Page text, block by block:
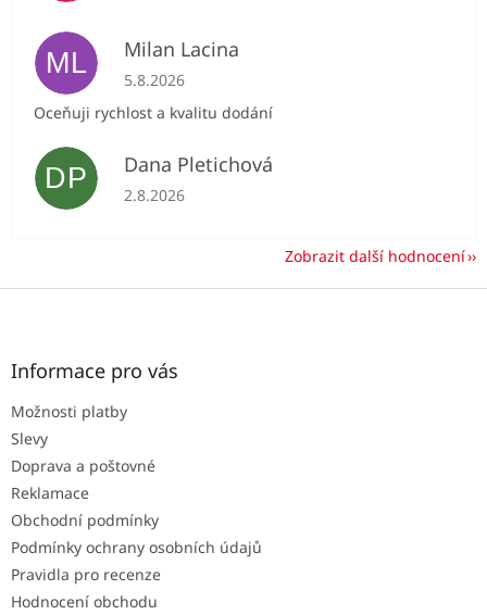
ML Milan Lacina
Hodnocení obchodu je 5 z 5 hvězdiček.
5.8.2026
Oceňuji rychlost a kvalitu dodání
DP Dana Pletichová
Hodnocení obchodu je 5 z 5 hvězdiček.
2.8.2026
Zobrazit další hodnocení
Z
Informace pro vás
Možnosti platby
Slevy
Doprava a poštovné
Reklamace
Obchodní podmínky
Podmínky ochrany osobních údajů
Pravidla pro recenze
Hodnocení obchodu